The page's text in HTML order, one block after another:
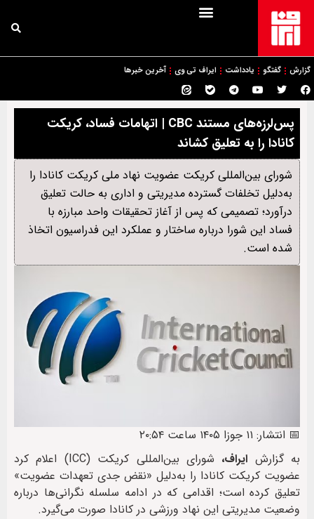
گزارش گفتگو یادداشت ایراف تی وی آخرین خبرها
پس‌لرزه‌های مستند CBC | اتهامات فساد، کریکت
کانادا را به تعلیق کشاند
شورای بین‌المللی کریکت عضویت نهاد ملی کریکت کانادا را
به‌دلیل تخلفات گسترده مدیریتی و اداری به حالت تعلیق
درآورد؛ تصمیمی که پس از آغاز تحقیقات واحد مبارزه با
فساد این شورا درباره ساختار و عملکرد این فدراسیون اتخاذ
شده است.
📅 انتشار: ۱۱ جوزا ۱۴۰۵ ساعت ۲۰:۵۴
به گزارش ایراف،
شورای بین‌المللی کریکت (ICC) اعلام کرد
عضویت کریکت کانادا را به‌دلیل «نقض جدی تعهدات عضویت»
تعلیق کرده است؛ اقدامی که در ادامه سلسله نگرانی‌ها درباره
وضعیت مدیریتی این نهاد ورزشی در کانادا صورت می‌گیرد.